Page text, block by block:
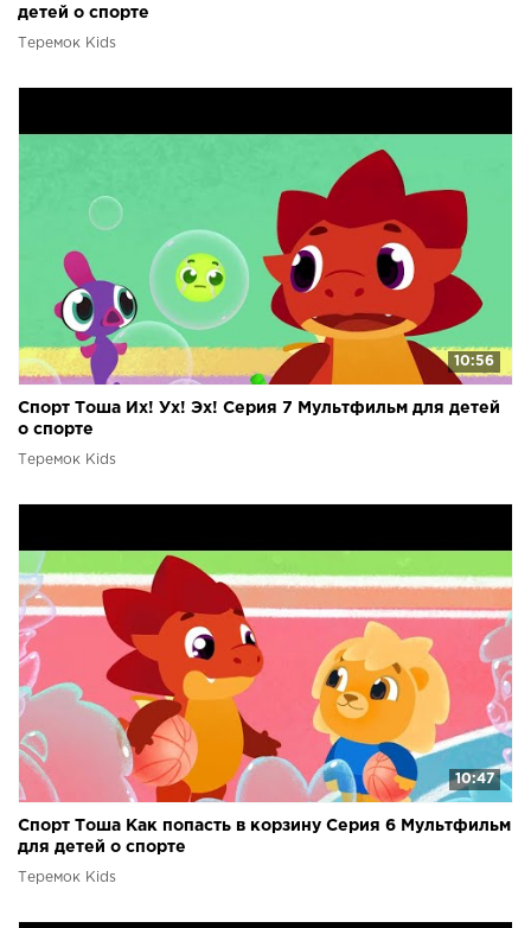
детей о спорте
Теремок Kids
10:56
Спорт Тоша Их! Ух! Эх! Серия 7 Мультфильм для детей
о спорте
Теремок Kids
10:47
Спорт Тоша Как попасть в корзину Серия 6 Мультфильм
для детей о спорте
Теремок Kids